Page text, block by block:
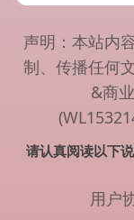
声明：本站内
制、传播任何
&商
请认真阅读以下
用户